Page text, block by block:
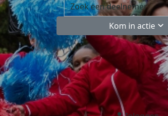
Kom in actie